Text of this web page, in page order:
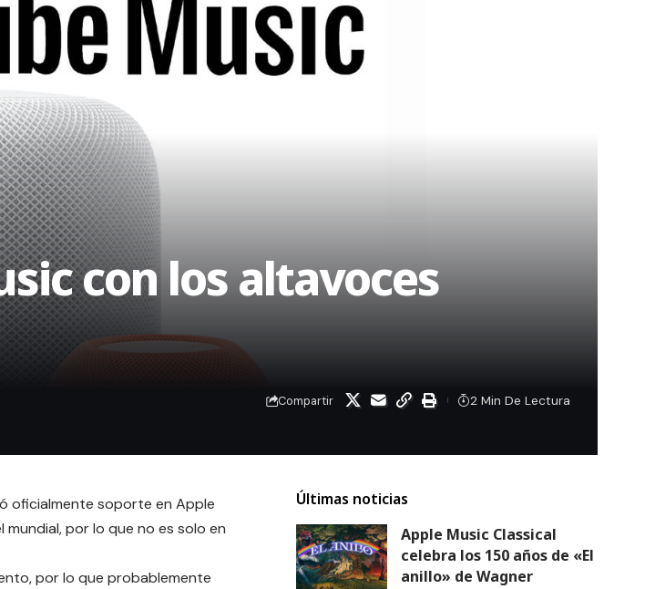
con los altavoces
Compartir 2 Min De Lectura
oficialmente soporte en Apple
mundial, por lo que no es solo en
por lo que probablemente
Últimas noticias
Apple Music Classical
celebra los 150 años de «El
anillo» de Wagner